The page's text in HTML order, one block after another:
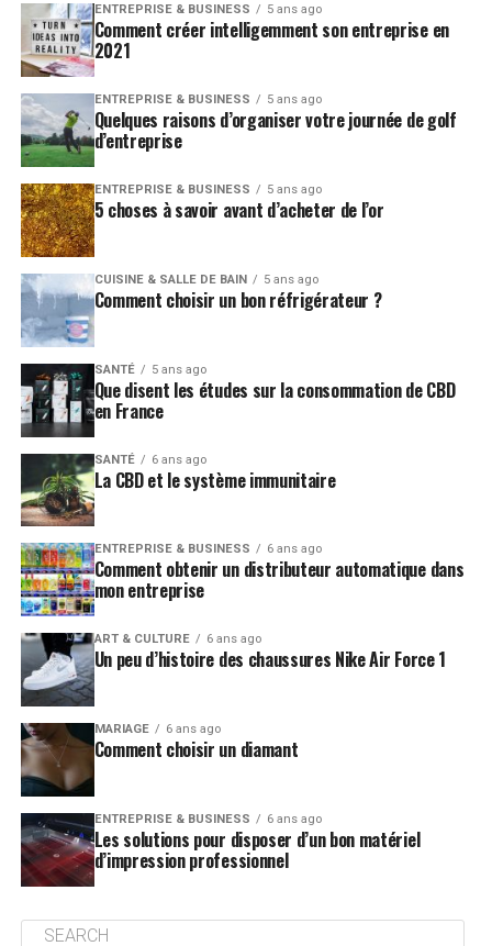
ENTREPRISE & BUSINESS 5 ans ago
Comment créer intelligemment son entreprise en
2021
ENTREPRISE & BUSINESS 5 ans ago
Quelques raisons d’organiser votre journée de golf
d’entreprise
ENTREPRISE & BUSINESS 5 ans ago
5 choses à savoir avant d’acheter de l’or
CUISINE & SALLE DE BAIN 5 ans ago
Comment choisir un bon réfrigérateur ?
SANTÉ 5 ans ago
Que disent les études sur la consommation de CBD
en France
SANTÉ 6 ans ago
La CBD et le système immunitaire
ENTREPRISE & BUSINESS 6 ans ago
Comment obtenir un distributeur automatique dans
mon entreprise
ART & CULTURE 6 ans ago
Un peu d’histoire des chaussures Nike Air Force 1
MARIAGE 6 ans ago
Comment choisir un diamant
ENTREPRISE & BUSINESS 6 ans ago
Les solutions pour disposer d’un bon matériel
d’impression professionnel